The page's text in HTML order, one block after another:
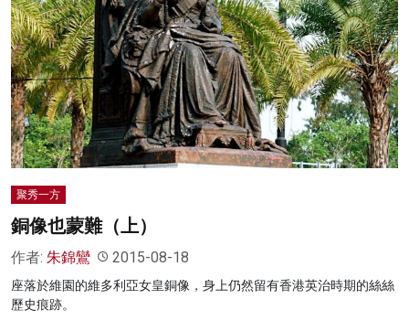
聚秀一方
銅像也蒙難（上）
作者: 朱錦鸞 2015-08-18
座落於維園的維多利亞女皇銅像，身上仍然留有香港英治時期的絲絲
歷史痕跡。